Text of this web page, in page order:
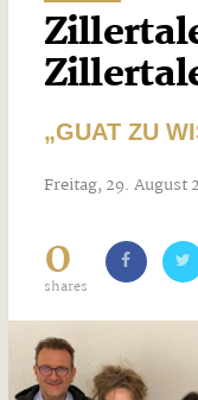
„GUAT ZU
Freitag, 29. August
0
shares